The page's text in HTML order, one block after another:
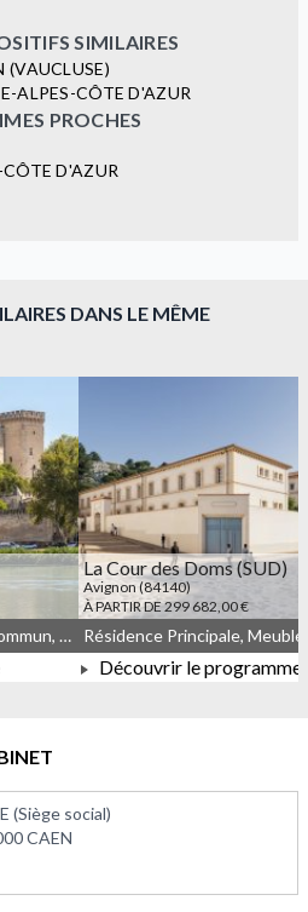
SIMILAIRES
(VAUCLUSE)
ALPES-CÔTE D'AZUR
PROCHES
D'AZUR
DANS LE MÊME
€
Résidence Principale, Droit commun, Meublé non géré
La Cour des Doms (SUD)
Avignon (84140)
À PARTIR DE 299 682,00 €
Découvrir le programme
(Siège social)
CAEN